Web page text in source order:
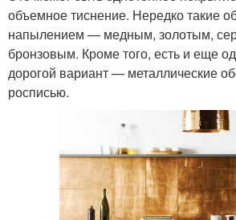
объемное тиснение. Нередко такие
напылением — медным, золотым,
бронзовым. Кроме того, есть и еще
дорогой вариант — металлические
росписью.